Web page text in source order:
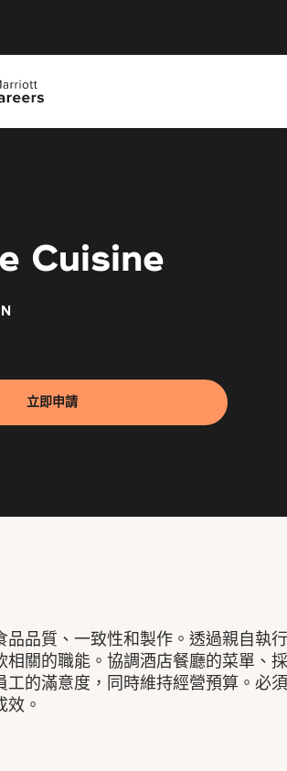
Cuisine
立即申請
品品質、一致性和製作。透過親自執
相關的職能。協調酒店餐廳的菜單、
工的滿意度，同時維持經營預算。必
。